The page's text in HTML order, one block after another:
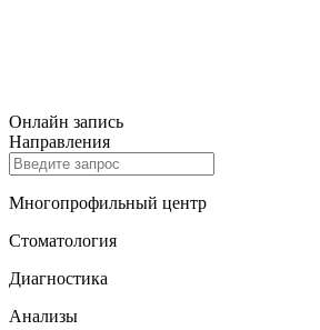
Онлайн запись
Направления
Многопрофильный центр
Стоматология
Диагностика
Анализы